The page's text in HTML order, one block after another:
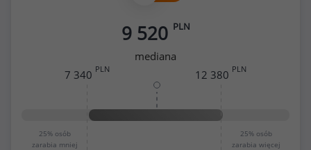
9 520 PLN
mediana
25% osób
zarabia mniej
25% osób
zarabia więcej
7 340 PLN 12 380 PLN